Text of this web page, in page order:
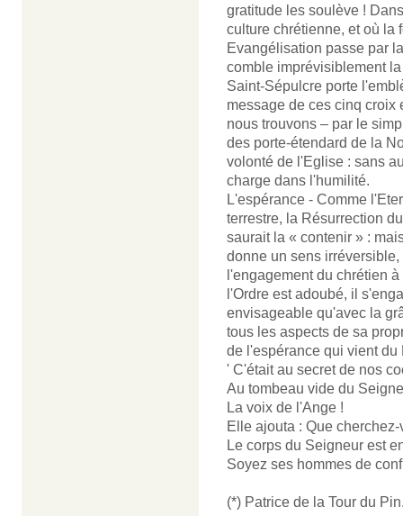
gratitude les soulève !
culture chrétienne, et où la
Evangélisation passe par
comble imprévisiblement
Saint-Sépulcre porte
message de ces cinq croix
nous trouvons – par le
des porte-étendard de la
volonté de l'Eglise : sans
charge dans l'humilité.
L'espérance - Comme
terrestre, la Résurrection
saurait la « contenir » :
donne un sens
l'engagement du chrétien
l'Ordre est adoubé, il
envisageable qu'avec la
tous les aspects de sa
de l'espérance qui vient
' C'était au secret de nos
Au tombeau vide du
La voix de l'Ange !
Elle ajouta : Que
Le corps du Seigneur est
Soyez ses hommes de
(*) Patrice de la Tour du